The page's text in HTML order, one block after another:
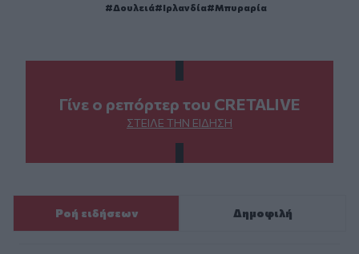
Δουλειά Ιρλανδία Μπυραρία
Γίνε ο ρεπόρτερ του CRETALIVE
ΣΤΕΊΛΕ ΤΗΝ ΕΊΔΗΣΗ
Ροή ειδήσεων Δημοφιλή